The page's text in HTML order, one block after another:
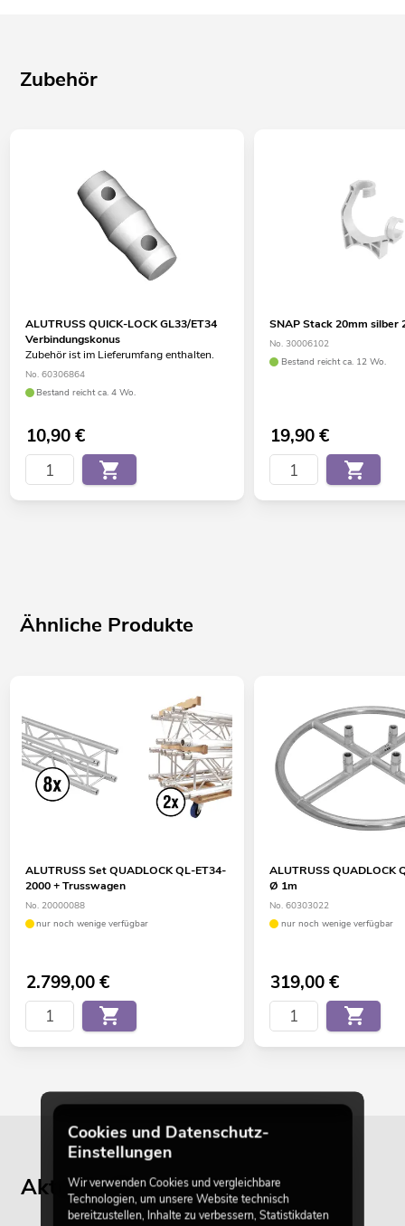
Zubehör
ALUTRUSS QUICK-LOCK GL33/ET34
Verbindungskonus
Zubehör ist im Lieferumfang enthalten.
No. 60306864
Bestand reicht ca. 4 Wo.
10,90€
SNAP Stack 20mm silber
No. 30006102
Bestand reicht ca. 12 Wo.
19,90€
Ähnliche Produkte
ALUTRUSS Set QUADLOCK QL-ET34-
2000 + Trusswagen
No. 20000088
nur noch wenige verfügbar
2.799,00€
ALUTRUSS QUADLOCK
Ø 1m
No. 60303022
nur noch wenige verfügbar
319,00€
Aktuelle Blogbeiträge
Cookies und Datenschutz-
Einstellungen
Wir verwenden Cookies und vergleichbare
Technologien, um unsere Website technisch
bereitzustellen, Inhalte zu verbessern, Statistikdaten